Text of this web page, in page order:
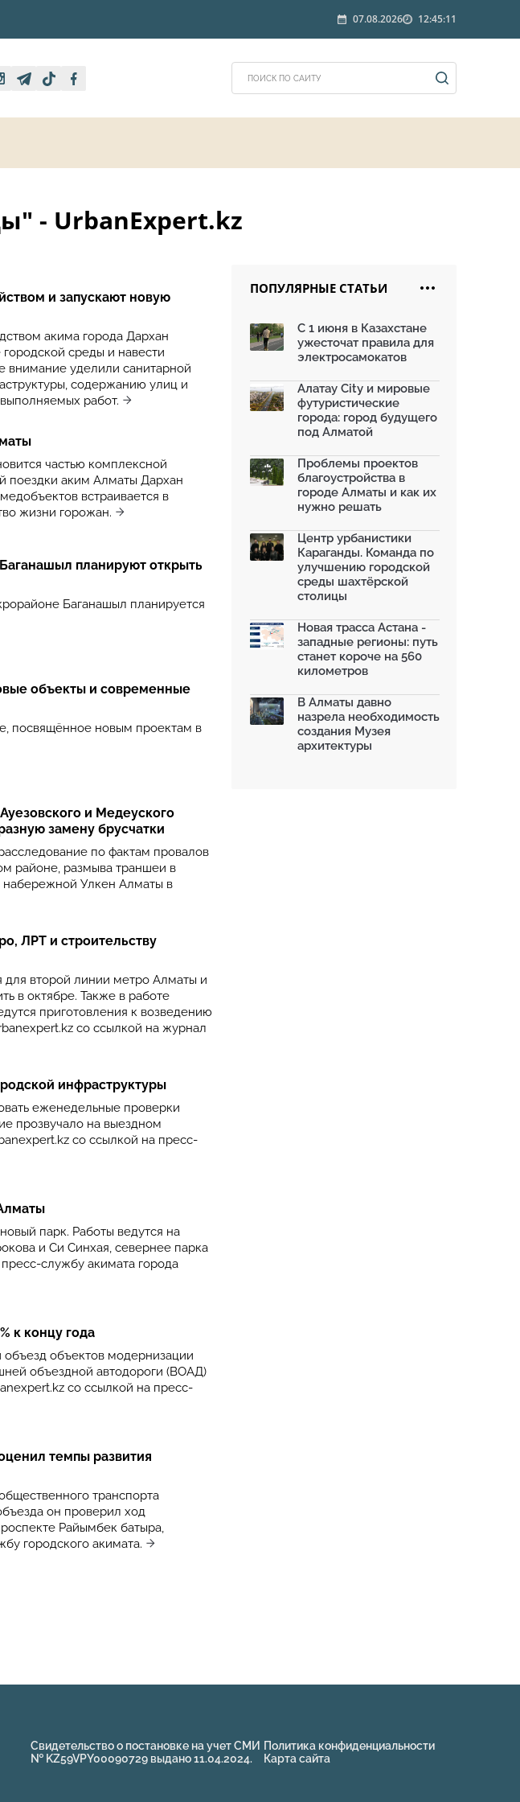
07.08.2026 12:45:11
- UrbanExpert.kz
и запускают новую
акима города Дархан
среды и навести
внимание уделили санитарной
содержанию улиц и
работ.
частью комплексной
поездки аким Алматы Дархан
встраивается в
жизни горожан.
планируют открыть
Баганашыл планируется
объекты и современные
посвящённое новым проектам в
и Медеуского
замену брусчатки
по фактам провалов
районе, размыва траншеи в
набережной Улкен Алматы в
ЛРТ и строительству
для второй линии метро Алматы и
в октябре. Также в работе
приготовления к возведению
со ссылкой на журнал
инфраструктуры
еженедельные проверки
прозвучало на выездном
со ссылкой на пресс-
парк. Работы ведутся на
и Си Синхая, севернее парка
службу акимата города
к концу года
объектов модернизации
объездной автодороги (ВОАД)
со ссылкой на пресс-
темпы развития
транспорта
он проверил ход
Райымбек батыра,
городского акимата.
ПОПУЛЯРНЫЕ СТАТЬИ
С 1 июня в Казахстане
ужесточат правила для
электросамокатов
Алатау City и мировые
футуристические
города: город будущего
под Алматой
Проблемы проектов
благоустройства в
городе Алматы и как их
нужно решать
Центр урбанистики
Караганды. Команда по
улучшению городской
среды шахтёрской
столицы
Новая трасса Астана -
западные регионы: путь
станет короче на 560
километров
В Алматы давно
назрела необходимость
создания Музея
архитектуры
Свидетельство о постановке на учет СМИ
№ KZ59VPY00090729 выдано 11.04.2024.
Политика конфиденциальности
Карта сайта